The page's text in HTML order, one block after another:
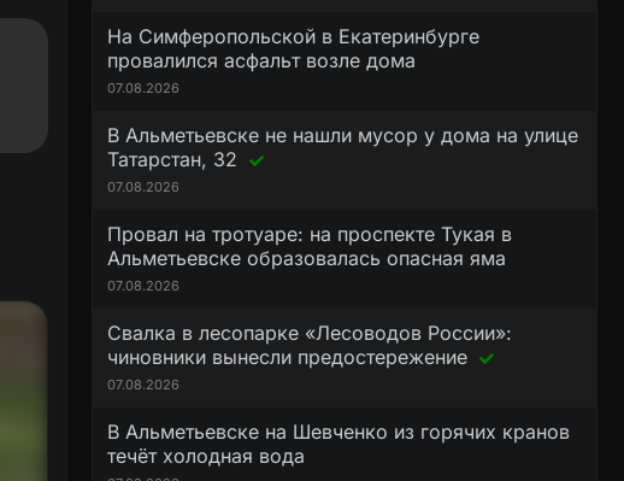
На Симферопольской в Екатеринбурге
провалился асфальт возле дома
07.08.2026
В Альметьевске не нашли мусор у дома на улице
Татарстан, 32
07.08.2026
Провал на тротуаре: на проспекте Тукая в
Альметьевске образовалась опасная яма
07.08.2026
Свалка в лесопарке «Лесоводов России»:
чиновники вынесли предостережение
07.08.2026
В Альметьевске на Шевченко из горячих кранов
течёт холодная вода